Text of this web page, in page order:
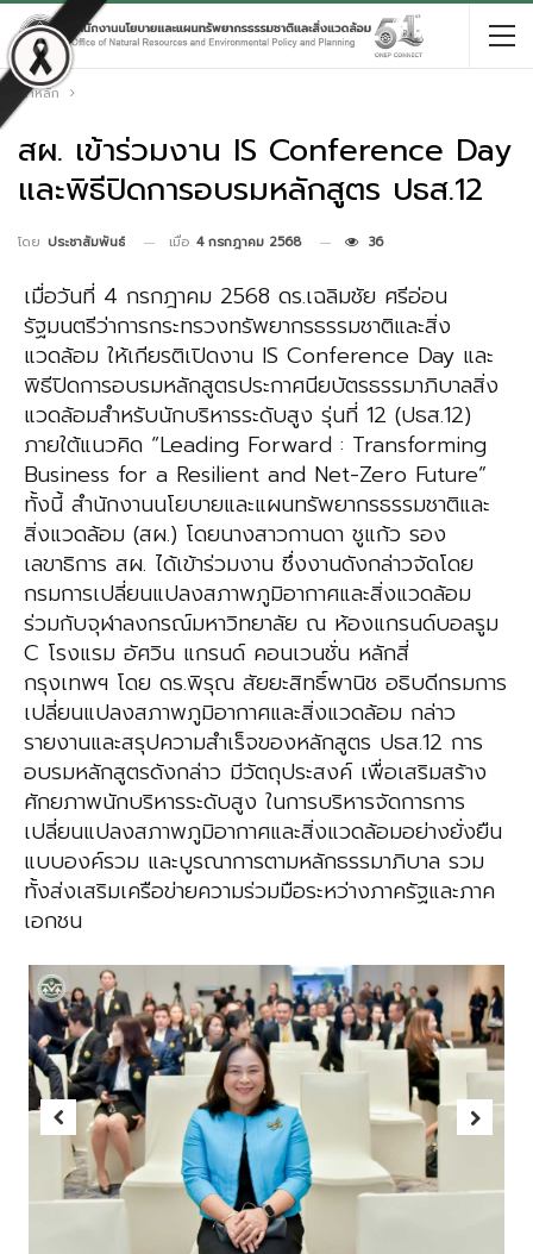
หน้าหลัก
สผ. เข้าร่วมงาน IS Conference Day
และพิธีปิดการอบรมหลักสูตร ปธส.12
โดย ประชาสัมพันธ์ เมื่อ 4 กรกฎาคม 2568 36
เมื่อวันที่ 4 กรกฎาคม 2568 ดร.เฉลิมชัย ศรีอ่อน
รัฐมนตรีว่าการกระทรวงทรัพยากรธรรมชาติและสิ่ง
แวดล้อม ให้เกียรติเปิดงาน IS Conference Day และ
พิธีปิดการอบรมหลักสูตรประกาศนียบัตรธรรมาภิบาลสิ่ง
แวดล้อมสำหรับนักบริหารระดับสูง รุ่นที่ 12 (ปธส.12)
ภายใต้แนวคิด “Leading Forward : Transforming
Business for a Resilient and Net-Zero Future”
ทั้งนี้ สำนักงานนโยบายและแผนทรัพยากรธรรมชาติและ
สิ่งแวดล้อม (สผ.) โดยนางสาวกานดา ชูแก้ว รอง
เลขาธิการ สผ. ได้เข้าร่วมงาน ซึ่งงานดังกล่าวจัดโดย
กรมการเปลี่ยนแปลงสภาพภูมิอากาศและสิ่งแวดล้อม
ร่วมกับจุฬาลงกรณ์มหาวิทยาลัย ณ ห้องแกรนด์บอลรูม
C โรงแรม อัศวิน แกรนด์ คอนเวนชั่น หลักสี่
กรุงเทพฯ โดย ดร.พิรุณ สัยยะสิทธิ์พานิช อธิบดีกรมการ
เปลี่ยนแปลงสภาพภูมิอากาศและสิ่งแวดล้อม กล่าว
รายงานและสรุปความสำเร็จของหลักสูตร ปธส.12 การ
อบรมหลักสูตรดังกล่าว มีวัตถุประสงค์ เพื่อเสริมสร้าง
ศักยภาพนักบริหารระดับสูง ในการบริหารจัดการการ
เปลี่ยนแปลงสภาพภูมิอากาศและสิ่งแวดล้อมอย่างยั่งยืน
แบบองค์รวม และบูรณาการตามหลักธรรมาภิบาล รวม
ทั้งส่งเสริมเครือข่ายความร่วมมือระหว่างภาครัฐและภาค
เอกชน
Previous